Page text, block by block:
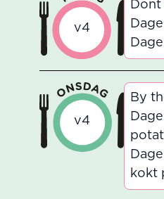
v4
Dont
v4
By
kokt